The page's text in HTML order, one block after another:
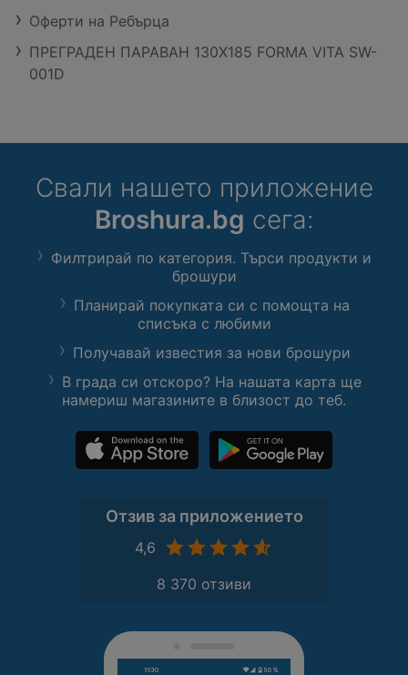
Оферти на Ребърца
ПРЕГРАДЕН ПАРАВАН 130Х185 FORMA VITA SW-
001D
Свали нашето приложение
Broshura.bg сега:
Филтрирай по категория. Търси продукти и
брошури
Планирай покупката си с помощта на
списъка с любими
Получавай известия за нови брошури
В града си отскоро? На нашата карта ще
намериш магазините в близост до теб.
Отзив за приложението
4,6
8 370 отзиви